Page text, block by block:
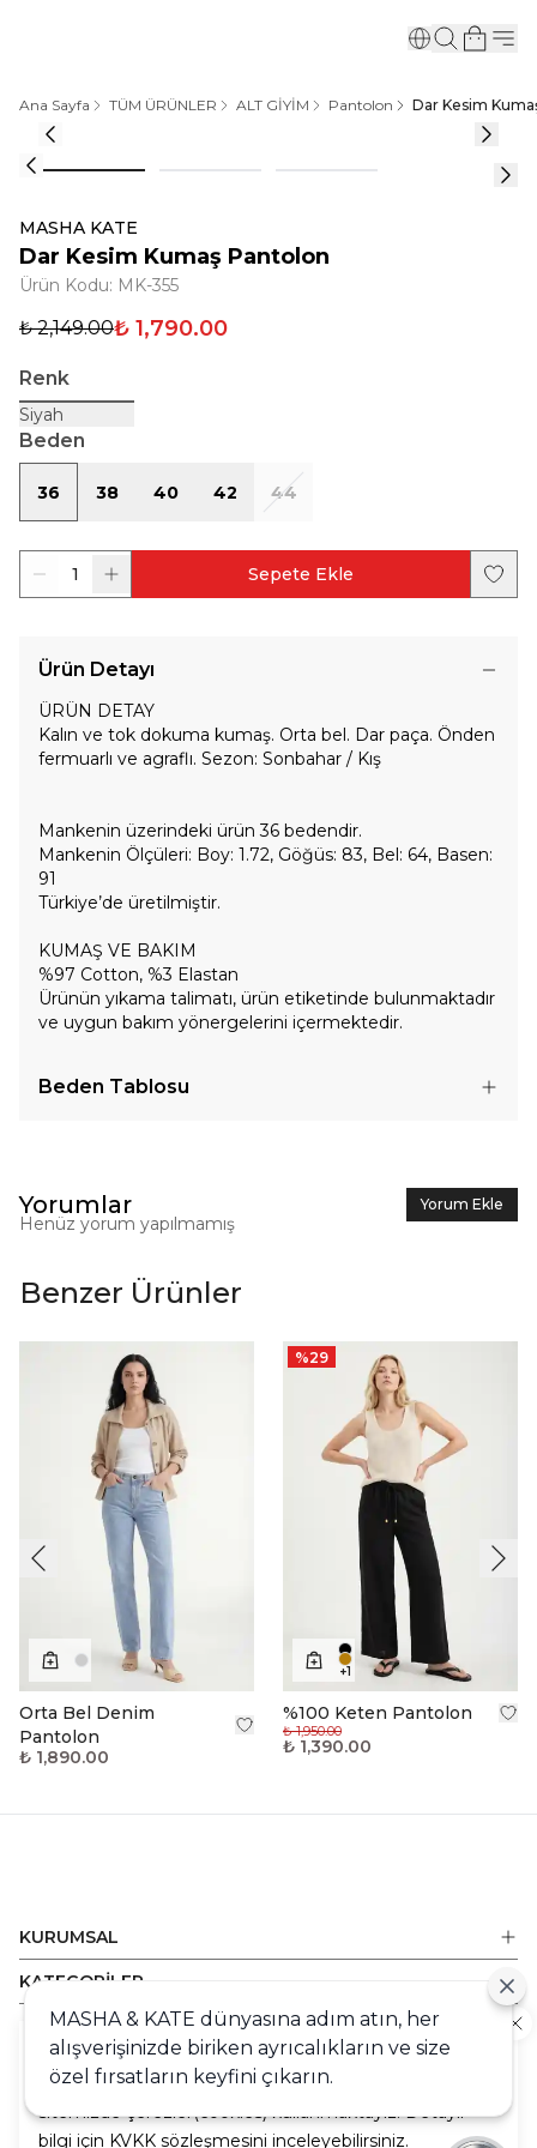
Cookie
Sizlere en iyi alışveriş deneyimini sunabilmek adına
sitemizde çerezler(cookies) kullanmaktayız. Detaylı
bilgi için KVKK sözleşmesini inceleyebilirsiniz.
Ana Sayfa TÜM ÜRÜNLER ALT GİYİM Pantolon Dar Kesim
MASHA KATE
Dar Kesim Kumaş Pantolon
Ürün Kodu: MK-355
₺ 2,149.00₺ 1,790.00
Renk
Siyah
Beden
36 38 40 42 44
1 Sepete Ekle
Ürün Detayı
ÜRÜN DETAY
Kalın ve tok dokuma kumaş. Orta bel. Dar paça. Önden
fermuarlı ve agraflı. Sezon: Sonbahar / Kış
Mankenin üzerindeki ürün 36 bedendir.
Mankenin Ölçüleri: Boy: 1.72, Göğüs: 83, Bel: 64, Basen:
91
Türkiye’de üretilmiştir.
KUMAŞ VE BAKIM
%97 Cotton, %3 Elastan
Ürünün yıkama talimatı, ürün etiketinde bulunmaktadır
ve uygun bakım yönergelerini içermektedir.
Beden Tablosu
Yorumlar Yorum Ekle
Henüz yorum yapılmamış
Benzer Ürünler
Orta Bel Denim
Pantolon
₺ 1,890.00
%29
+1
%100 Keten Pantolon
₺ 1,950.00
₺ 1,390.00
KURUMSAL
KATEGORİLER
ALIŞVERİŞ
DESTEK
MASHA & KATE dünyasına adım atın, her
alışverişinizde biriken ayrıcalıkların ve size
özel fırsatların keyfini çıkarın.